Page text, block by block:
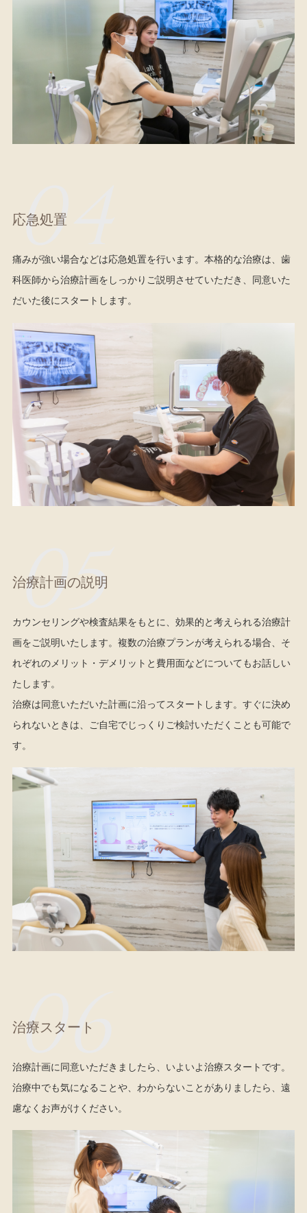
04
応急処置
痛みが強い場合などは応急処置を行います。本格的な治療は、歯
科医師から治療計画をしっかりご説明させていただき、同意いた
だいた後にスタートします。
05
治療計画の説明
カウンセリングや検査結果をもとに、効果的と考えられる治療計
画をご説明いたします。複数の治療プランが考えられる場合、そ
れぞれのメリット・デメリットと費用面などについてもお話しい
たします。
治療は同意いただいた計画に沿ってスタートします。すぐに決め
られないときは、ご自宅でじっくりご検討いただくことも可能で
す。
06
治療スタート
治療計画に同意いただきましたら、いよいよ治療スタートです。
治療中でも気になることや、わからないことがありましたら、遠
慮なくお声がけください。